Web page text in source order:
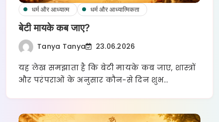
धर्म और आध्यात्म धर्म और आध्यात्मिकता
बेटी मायके कब जाए?
Tanya Tanya 23.06.2026
यह लेख समझाता है कि बेटी मायके कब जाए, शास्त्रों
और परंपराओं के अनुसार कौन-से दिन शुभ…